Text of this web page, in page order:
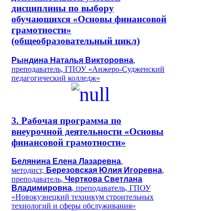
дисциплины по выбору
обучающихся «Основы финансовой
грамотности»
(общеобразовательный цикл)
Рындина Наталья Викторовна,
преподаватель, ГПОУ «Анжеро-Судженский
педагогический колледж»
3. Рабочая программа по
внеурочной деятельности «Основы
финансовой грамотности»
Белянина Елена Лазаревна,
методист, Березовская Юлия Игоревна,
преподаватель, Черткова Светлана
Владимировна, преподаватель, ГПОУ
«Новокузнецкий техникум строительных
технологий и сферы обслуживания»